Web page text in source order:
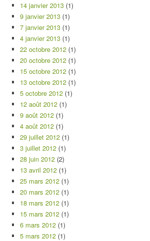
14 janvier 2013 (1)
9 janvier 2013 (1)
7 janvier 2013 (1)
4 janvier 2013 (1)
22 octobre 2012 (1)
20 octobre 2012 (1)
15 octobre 2012 (1)
13 octobre 2012 (1)
5 octobre 2012 (1)
12 août 2012 (1)
9 août 2012 (1)
4 août 2012 (1)
29 juillet 2012 (1)
3 juillet 2012 (1)
28 juin 2012 (2)
13 avril 2012 (1)
25 mars 2012 (1)
20 mars 2012 (1)
18 mars 2012 (1)
15 mars 2012 (1)
6 mars 2012 (1)
5 mars 2012 (1)